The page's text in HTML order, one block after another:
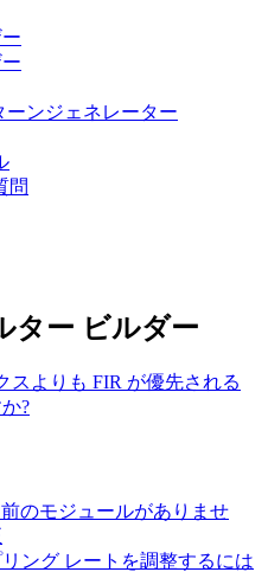
ーンジェネレーター
問
ター ビルダー
スよりも FIR が優先される
?
前のモジュールがありませ
ング レートを調整するには